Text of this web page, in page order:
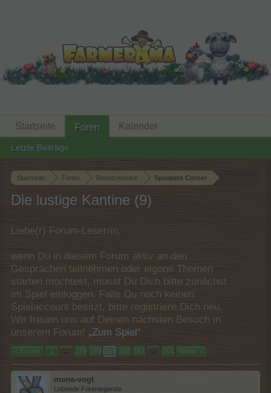
Startseite Foren Benutzerecke Speakers Corner
Die lustige Kantine (9)
Liebe(r) Forum-Leser/in,
wenn Du in diesem Forum aktiv an den
Gesprächen teilnehmen oder eigene Themen
starten möchtest, musst Du Dich bitte zunächst
im Spiel einloggen. Falls Du noch keinen
Spielaccount besitzt, bitte registriere Dich neu.
Wir freuen uns auf Deinen nächsten Besuch in
unserem Forum! „Zum Spiel“
< Zurück 1 ← 159 160 161 162 163 → 204 Weiter >
mone-vogt
Lebende Forenlegende
Startseite Foren
Letzte Beiträge
Kalender